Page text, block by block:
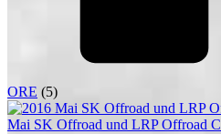
ORE (5)